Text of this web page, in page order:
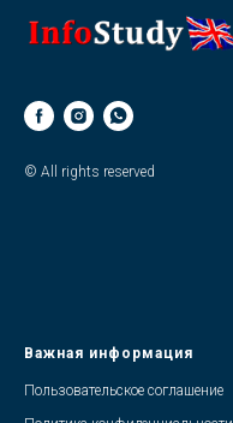
© All rights reserved
Важная информация
Пользовательское соглашение